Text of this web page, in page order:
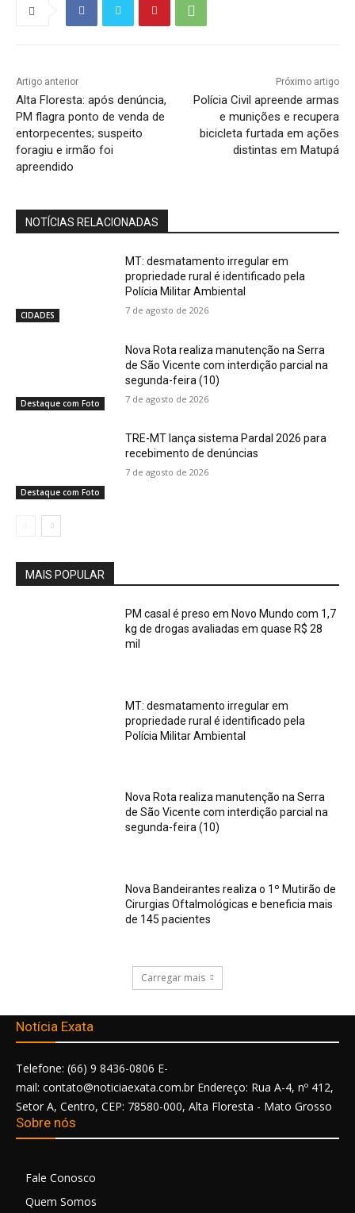
Artigo anterior
Alta Floresta: após denúncia,
PM flagra ponto de venda de
entorpecentes; suspeito
foragiu e irmão foi
apreendido
Próximo artigo
Polícia Civil apreende armas
e munições e recupera
bicicleta furtada em ações
distintas em Matupá
NOTÍCIAS RELACIONADAS
CIDADES
MT: desmatamento irregular em
propriedade rural é identificado pela
Polícia Militar Ambiental
7 de agosto de 2026
Destaque com Foto
Nova Rota realiza manutenção na Serra
de São Vicente com interdição parcial na
segunda-feira (10)
7 de agosto de 2026
Destaque com Foto
TRE-MT lança sistema Pardal 2026 para
recebimento de denúncias
7 de agosto de 2026
MAIS POPULAR
PM casal é preso em Novo Mundo com 1,7
kg de drogas avaliadas em quase R$ 28
mil
MT: desmatamento irregular em
propriedade rural é identificado pela
Polícia Militar Ambiental
Nova Rota realiza manutenção na Serra
de São Vicente com interdição parcial na
segunda-feira (10)
Nova Bandeirantes realiza o 1º Mutirão de
Cirurgias Oftalmológicas e beneficia mais
de 145 pacientes
Carregar mais
Notícia Exata
Telefone: (66) 9 8436-0806 E-
mail: contato@noticiaexata.com.br Endereço: Rua A-4, nº 412,
Setor A, Centro, CEP: 78580-000, Alta Floresta - Mato Grosso
Sobre nós
Fale Conosco
Quem Somos